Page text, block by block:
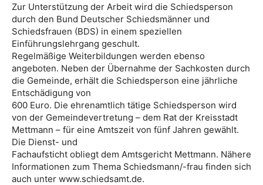
Zur Unterstützung der Arbeit wird die Schiedsperson
durch den Bund Deutscher Schiedsmänner und
Schiedsfrauen (BDS) in einem speziellen
Einführungslehrgang geschult.
Regelmäßige Weiterbildungen werden ebenso
angeboten. Neben der Übernahme der Sachkosten durch
die Gemeinde, erhält die Schiedsperson eine jährliche
Entschädigung von
600 Euro. Die ehrenamtlich tätige Schiedsperson wird
von der Gemeindevertretung – dem Rat der Kreisstadt
Mettmann – für eine Amtszeit von fünf Jahren gewählt.
Die Dienst- und
Fachaufsticht obliegt dem Amtsgericht Mettmann. Nähere
Informationen zum Thema Schiedsmann/-frau finden sich
auch unter www.schiedsamt.de.